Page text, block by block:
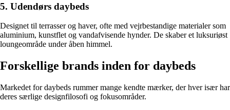
5. Udendørs daybeds
Designet til terrasser og haver, ofte med vejrbestandige materialer som
aluminium, kunstflet og vandafvisende hynder. De skaber et luksuriøst
loungeområde under åben himmel.
Forskellige brands inden for daybeds
Markedet for daybeds rummer mange kendte mærker, der hver især har
deres særlige designfilosofi og fokusområder.